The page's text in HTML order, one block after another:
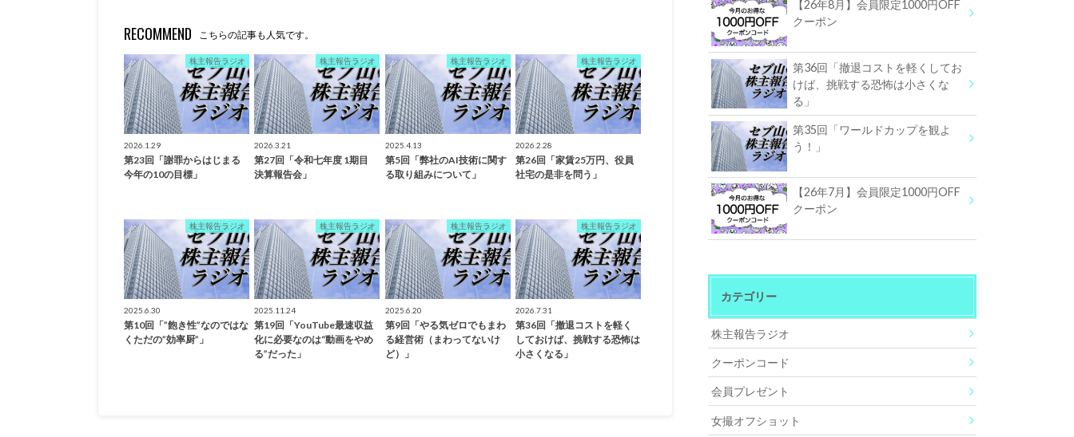
RECOMMEND こちらの記事も人気です。
株主報告ラジオ
2026.1.29
第23回「謝罪からはじまる
今年の10の目標」
株主報告ラジオ
2026.3.21
第27回「令和七年度 1期目
決算報告会」
株主報告ラジオ
2025.4.13
第5回「弊社のAI技術に関す
る取り組みについて」
株主報告ラジオ
2026.2.28
第26回「家賃25万円、役員
社宅の是非を問う」
株主報告ラジオ
2025.6.30
第10回「”飽き性”なのではな
くただの”効率厨”」
株主報告ラジオ
2025.11.24
第19回「YouTube最速収益
化に必要なのは“動画をやめ
る”だった」
株主報告ラジオ
2025.6.20
第9回「やる気ゼロでもまわ
る経営術（まわってないけ
ど）」
株主報告ラジオ
2026.7.31
第36回「撤退コストを軽く
しておけば、挑戦する恐怖は
小さくなる」
【26年8月】会員限定1000円OFF
クーポン
第36回「撤退コストを軽くしてお
けば、挑戦する恐怖は小さくな
る」
第35回「ワールドカップを観よ
う！」
【26年7月】会員限定1000円OFF
クーポン
カテゴリー
株主報告ラジオ
クーポンコード
会員プレゼント
女撮オフショット